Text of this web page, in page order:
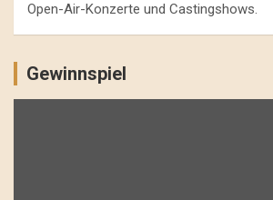
Open-Air-Konzerte und Castingshows.
Gewinnspiel